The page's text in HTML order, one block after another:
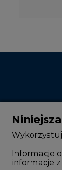
CIRE - kim
Informacje
informacje